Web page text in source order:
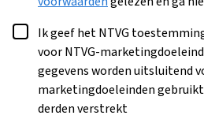
Ik geef het NTVG
voor NTVG-
gegevens worden uitsluitend
marketingdoeleinden
derden verstrekt